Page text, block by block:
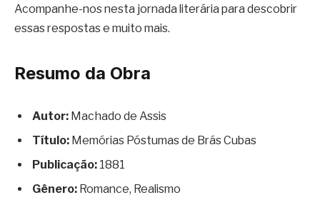
Acompanhe-nos nesta jornada literária para descobrir
essas respostas e muito mais.
Resumo da Obra
Autor: Machado de Assis
Título: Memórias Póstumas de Brás Cubas
Publicação: 1881
Gênero: Romance, Realismo